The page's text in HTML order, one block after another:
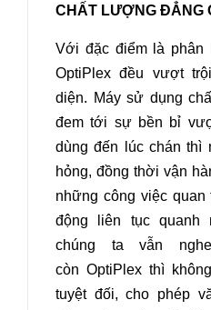
CHẤT LƯỢNG ĐẲNG
Với đặc điểm là phân
OptiPlex đều vượt
diện. Máy sử dụng
đem tới sự bền bỉ
dùng đến lúc chán thì
hỏng, đồng thời vận
những công việc quan
động liên tục quanh
chúng ta vẫn
còn OptiPlex thì
tuyệt đối, cho phép